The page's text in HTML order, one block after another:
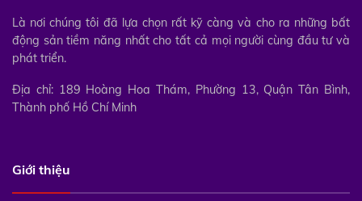
Là nơi chúng tôi đã lựa chọn rất kỹ càng và cho ra những bất
động sản tiềm năng nhất cho tất cả mọi người cùng đầu tư và
phát triển.
Địa chỉ: 189 Hoàng Hoa Thám, Phường 13, Quận Tân Bình,
Thành phố Hồ Chí Minh
Giới thiệu